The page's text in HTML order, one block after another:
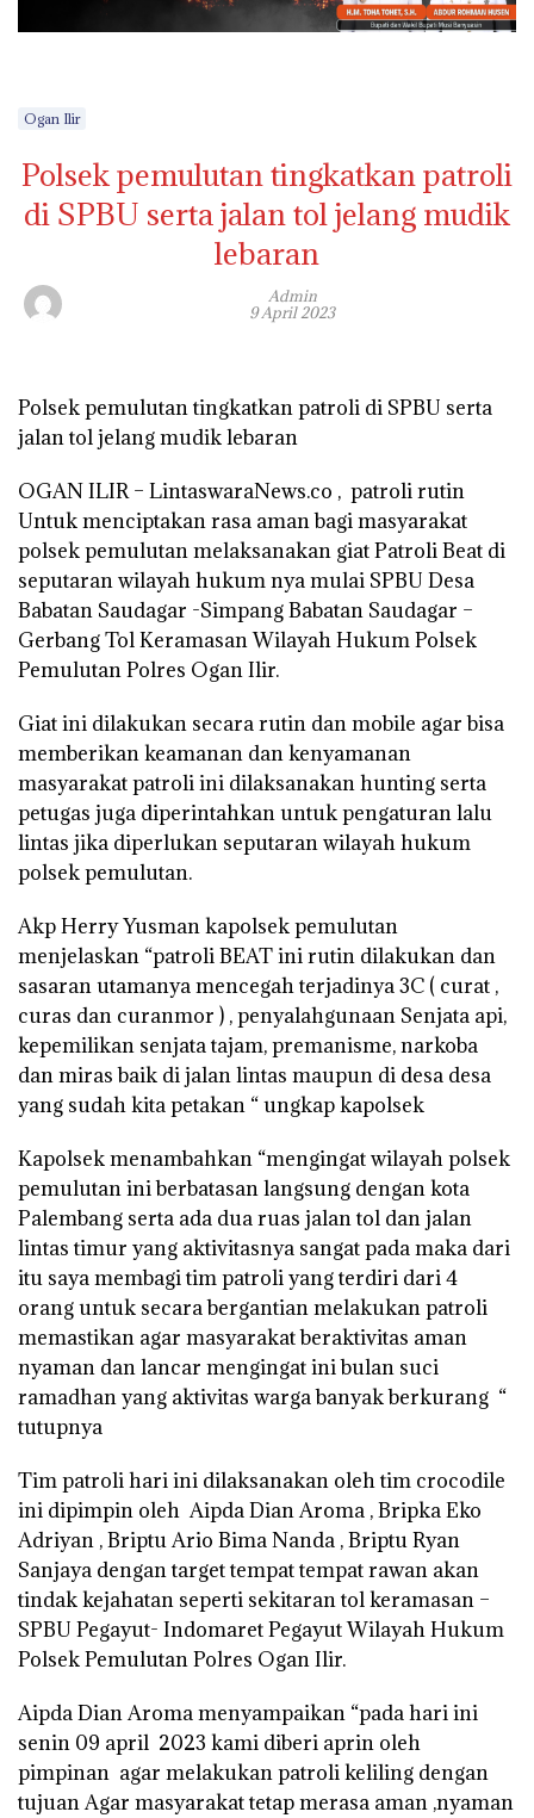
Ogan Ilir
Polsek pemulutan tingkatkan patroli
di SPBU serta jalan tol jelang mudik
lebaran
Admin
9 April 2023
Polsek pemulutan tingkatkan patroli di SPBU serta
jalan tol jelang mudik lebaran
OGAN ILIR – LintaswaraNews.co , patroli rutin
Untuk menciptakan rasa aman bagi masyarakat
polsek pemulutan melaksanakan giat Patroli Beat di
seputaran wilayah hukum nya mulai SPBU Desa
Babatan Saudagar -Simpang Babatan Saudagar –
Gerbang Tol Keramasan Wilayah Hukum Polsek
Pemulutan Polres Ogan Ilir.
Giat ini dilakukan secara rutin dan mobile agar bisa
memberikan keamanan dan kenyamanan
masyarakat patroli ini dilaksanakan hunting serta
petugas juga diperintahkan untuk pengaturan lalu
lintas jika diperlukan seputaran wilayah hukum
polsek pemulutan.
Akp Herry Yusman kapolsek pemulutan
menjelaskan “patroli BEAT ini rutin dilakukan dan
sasaran utamanya mencegah terjadinya 3C ( curat ,
curas dan curanmor ) , penyalahgunaan Senjata api,
kepemilikan senjata tajam, premanisme, narkoba
dan miras baik di jalan lintas maupun di desa desa
yang sudah kita petakan “ ungkap kapolsek
Kapolsek menambahkan “mengingat wilayah polsek
pemulutan ini berbatasan langsung dengan kota
Palembang serta ada dua ruas jalan tol dan jalan
lintas timur yang aktivitasnya sangat pada maka dari
itu saya membagi tim patroli yang terdiri dari 4
orang untuk secara bergantian melakukan patroli
memastikan agar masyarakat beraktivitas aman
nyaman dan lancar mengingat ini bulan suci
ramadhan yang aktivitas warga banyak berkurang “
tutupnya
Tim patroli hari ini dilaksanakan oleh tim crocodile
ini dipimpin oleh Aipda Dian Aroma , Bripka Eko
Adriyan , Briptu Ario Bima Nanda , Briptu Ryan
Sanjaya dengan target tempat tempat rawan akan
tindak kejahatan seperti sekitaran tol keramasan –
SPBU Pegayut- Indomaret Pegayut Wilayah Hukum
Polsek Pemulutan Polres Ogan Ilir.
Aipda Dian Aroma menyampaikan “pada hari ini
senin 09 april 2023 kami diberi aprin oleh
pimpinan agar melakukan patroli keliling dengan
tujuan Agar masyarakat tetap merasa aman ,nyaman